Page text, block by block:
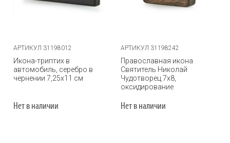
АРТИКУЛ 31198012
Икона-триптих в
автомобиль, серебро в
чернении 7,25х11 см
Нет в наличии
АРТИКУЛ 31198242
Православная икона
Святитель Николай
Чудотворец 7х8,
оксидирование
Нет в наличии